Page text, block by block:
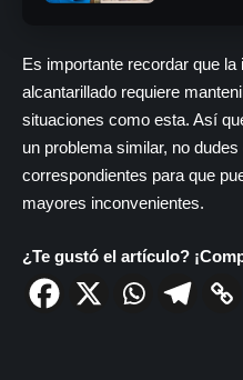
Es importante recordar que
alcantarillado requiere
situaciones como esta. Así
un problema similar, no
correspondientes para que
mayores inconvenientes.
¿Te gustó el artículo?